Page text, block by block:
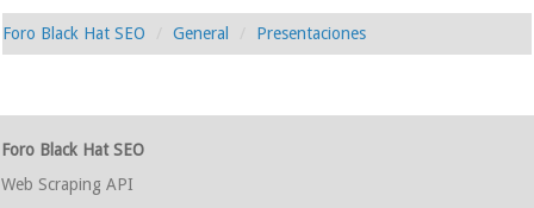
Foro Black Hat SEO General Presentaciones
Foro Black Hat SEO
Web Scraping API